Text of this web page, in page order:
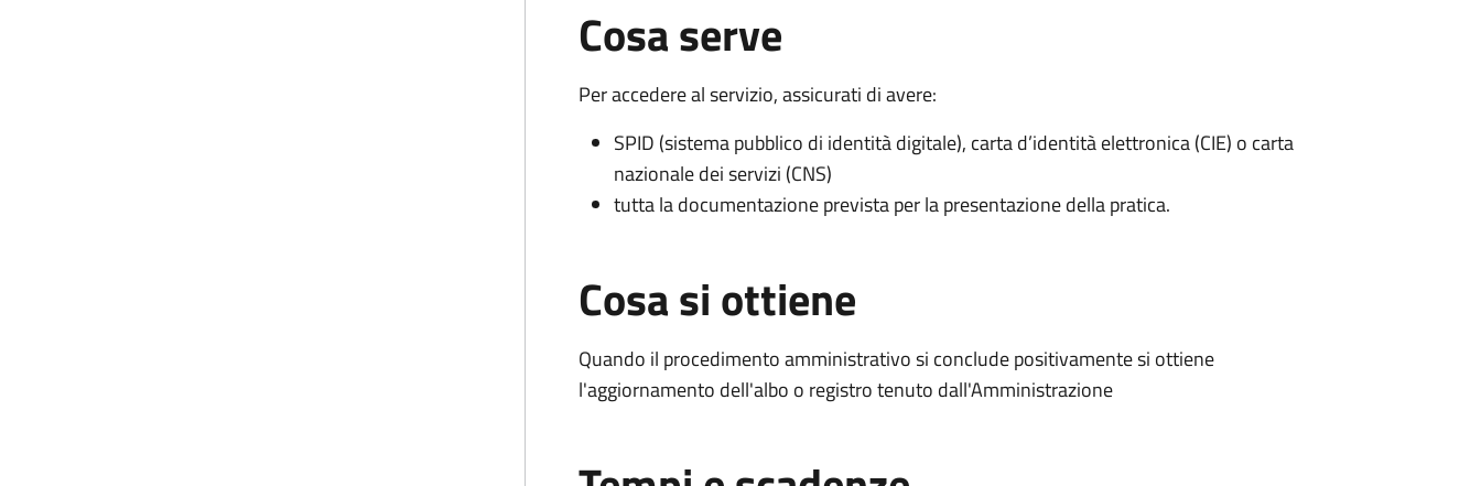
Cosa serve
Per accedere al servizio, assicurati di avere:
SPID (sistema pubblico di identità digitale), carta d’identità elettronica (CIE) o carta
nazionale dei servizi (CNS)
tutta la documentazione prevista per la presentazione della pratica.
Cosa si ottiene
Quando il procedimento amministrativo si conclude positivamente si ottiene
l'aggiornamento dell'albo o registro tenuto dall'Amministrazione